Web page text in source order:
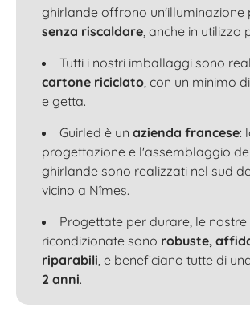
ghirlande offrono un'illuminazione
senza riscaldare , anche in utilizzo
Tutti i nostri imballaggi sono
cartone riciclato , con un minimo
e getta.
Guirled è un azienda francese:
progettazione e l'assemblaggio
ghirlande sono realizzati nel sud
vicino a Nîmes.
Progettate per durare, le
ricondizionate sono robuste,
riparabili , e beneficiano tutte di
2 anni.